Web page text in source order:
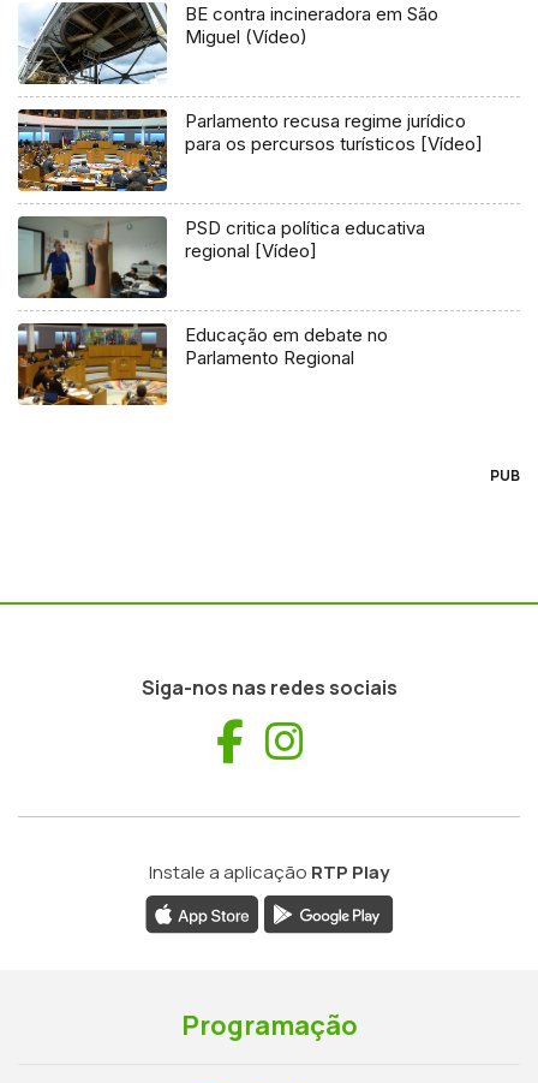
BE contra incineradora em São
Miguel (Vídeo)
Parlamento recusa regime jurídico
para os percursos turísticos [Vídeo]
PSD critica política educativa
regional [Vídeo]
Educação em debate no
Parlamento Regional
PUB
Siga-nos nas redes sociais
Facebook
Instale a aplicação RTP Play
Programação